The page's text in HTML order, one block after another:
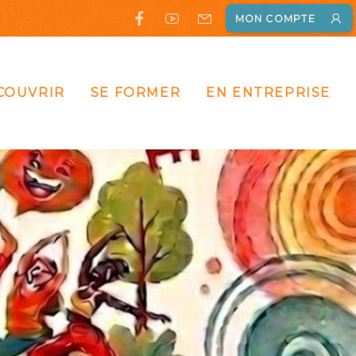
MON COMPTE
SE FORMER EN ENTREPRISE